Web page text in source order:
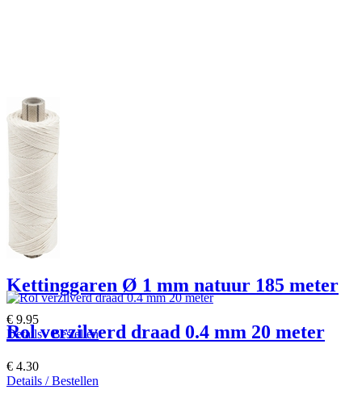
Kettinggaren Ø 1 mm natuur 185 meter
€ 9.95
Details / Bestellen
Rol verzilverd draad 0.4 mm 20 meter
€ 4.30
Details / Bestellen